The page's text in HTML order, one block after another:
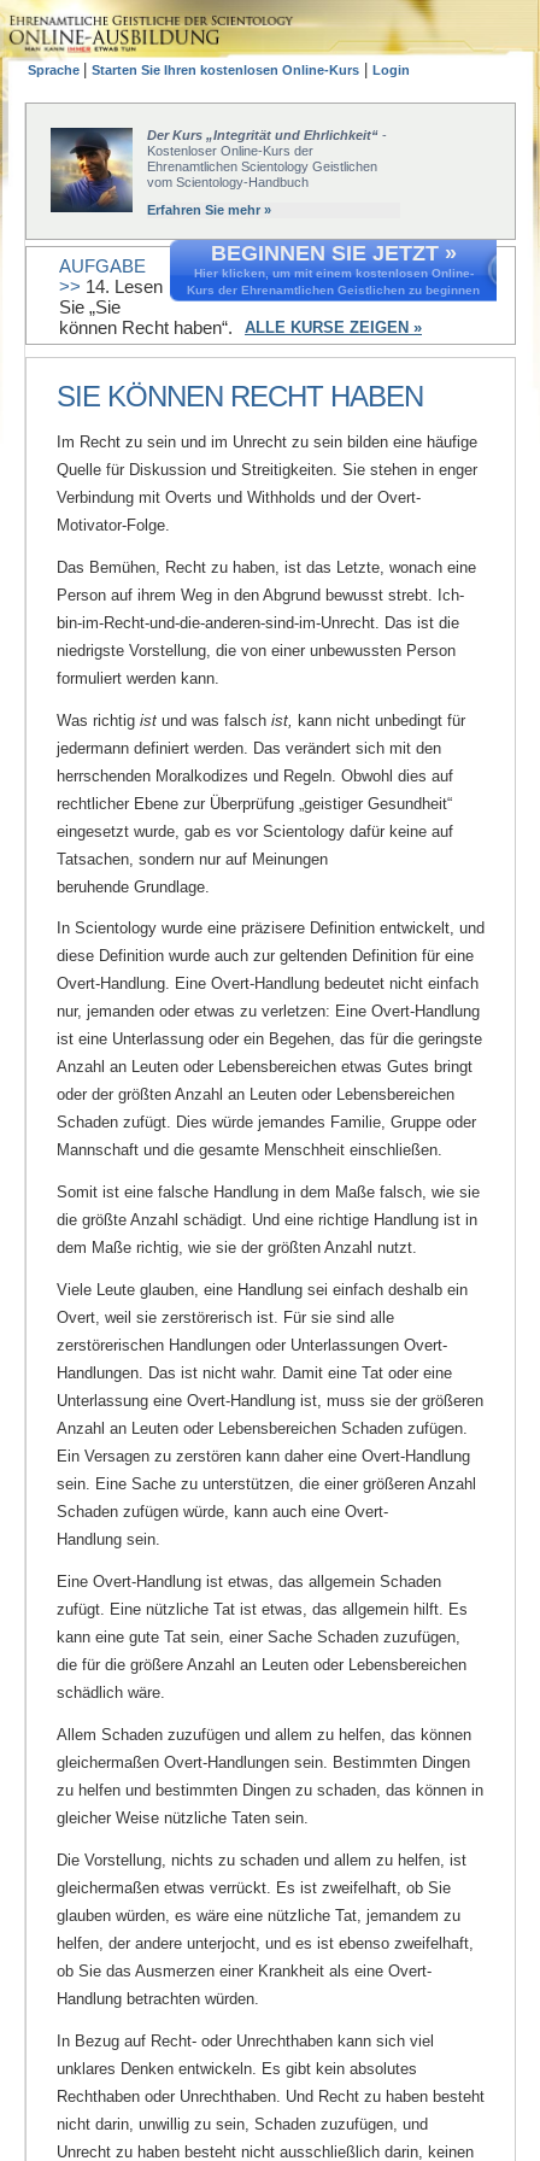
Sprache Starten Sie Ihren kostenlosen Online-Kurs Login
Der Kurs „Integrität und Ehrlichkeit“ -
Kostenloser Online-Kurs der
Ehrenamtlichen Scientology Geistlichen
vom Scientology-Handbuch
Erfahren Sie mehr »
BEGINNEN SIE JETZT »
Hier klicken, um mit einem kostenlosen Online-
Kurs der Ehrenamtlichen Geistlichen zu beginnen
ALLE KURSE ZEIGEN »
AUFGABE
>> 14. Lesen
Sie „Sie
können Recht haben“.
SIE KÖNNEN RECHT HABEN
Im Recht zu sein und im Unrecht zu sein bilden eine häufige
Quelle für Diskussion und Streitigkeiten. Sie stehen in enger
Verbindung mit Overts und Withholds und der Overt-
Motivator-Folge.
Das Bemühen, Recht zu haben, ist das Letzte, wonach eine
Person auf ihrem Weg in den Abgrund bewusst strebt. Ich-
bin-im-Recht-und-die-anderen-sind-im-Unrecht. Das ist die
niedrigste Vorstellung, die von einer unbewussten Person
formuliert werden kann.
Was richtig ist und was falsch ist, kann nicht unbedingt für
jedermann definiert werden. Das verändert sich mit den
herrschenden Moralkodizes und Regeln. Obwohl dies auf
rechtlicher Ebene zur Überprüfung „geistiger Gesundheit“
eingesetzt wurde, gab es vor Scientology dafür keine auf
Tatsachen, sondern nur auf Meinungen
beruhende Grundlage.
In Scientology wurde eine präzisere Definition entwickelt, und
diese Definition wurde auch zur geltenden Definition für eine
Overt-Handlung. Eine Overt-Handlung bedeutet nicht einfach
nur, jemanden oder etwas zu verletzen: Eine Overt-Handlung
ist eine Unterlassung oder ein Begehen, das für die geringste
Anzahl an Leuten oder Lebensbereichen etwas Gutes bringt
oder der größten Anzahl an Leuten oder Lebensbereichen
Schaden zufügt. Dies würde jemandes Familie, Gruppe oder
Mannschaft und die gesamte Menschheit einschließen.
Somit ist eine falsche Handlung in dem Maße falsch, wie sie
die größte Anzahl schädigt. Und eine richtige Handlung ist in
dem Maße richtig, wie sie der größten Anzahl nutzt.
Viele Leute glauben, eine Handlung sei einfach deshalb ein
Overt, weil sie zerstörerisch ist. Für sie sind alle
zerstörerischen Handlungen oder Unterlassungen Overt-
Handlungen. Das ist nicht wahr. Damit eine Tat oder eine
Unterlassung eine Overt-Handlung ist, muss sie der größeren
Anzahl an Leuten oder Lebensbereichen Schaden zufügen.
Ein Versagen zu zerstören kann daher eine Overt-Handlung
sein. Eine Sache zu unterstützen, die einer größeren Anzahl
Schaden zufügen würde, kann auch eine Overt-
Handlung sein.
Eine Overt-Handlung ist etwas, das allgemein Schaden
zufügt. Eine nützliche Tat ist etwas, das allgemein hilft. Es
kann eine gute Tat sein, einer Sache Schaden zuzufügen,
die für die größere Anzahl an Leuten oder Lebensbereichen
schädlich wäre.
Allem Schaden zuzufügen und allem zu helfen, das können
gleichermaßen Overt-Handlungen sein. Bestimmten Dingen
zu helfen und bestimmten Dingen zu schaden, das können in
gleicher Weise nützliche Taten sein.
Die Vorstellung, nichts zu schaden und allem zu helfen, ist
gleichermaßen etwas verrückt. Es ist zweifelhaft, ob Sie
glauben würden, es wäre eine nützliche Tat, jemandem zu
helfen, der andere unterjocht, und es ist ebenso zweifelhaft,
ob Sie das Ausmerzen einer Krankheit als eine Overt-
Handlung betrachten würden.
In Bezug auf Recht- oder Unrechthaben kann sich viel
unklares Denken entwickeln. Es gibt kein absolutes
Rechthaben oder Unrechthaben. Und Recht zu haben besteht
nicht darin, unwillig zu sein, Schaden zuzufügen, und
Unrecht zu haben besteht nicht ausschließlich darin, keinen